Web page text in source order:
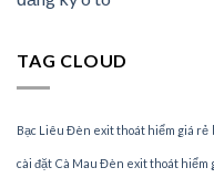
TAG CLOUD
Bạc Liêu Đèn exit thoát hiểm giá rẻ
cài đặt Cà Mau Đèn exit thoát hiểm